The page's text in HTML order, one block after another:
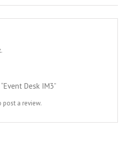
Desk IM3”
post a review.